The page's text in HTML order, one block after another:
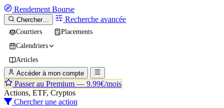
Rendement Bourse
Chercher… Recherche avancée
Courtiers
Placements
Calendriers
Articles
Accéder à mon compte
Passer au Premium — 9.99€/mois
Actions, ETF, Cryptos
Chercher une action